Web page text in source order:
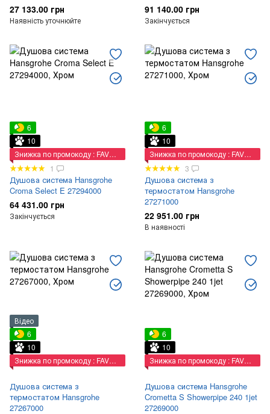
27 133.00 грн
Наявність уточнюйте
91 140.00 грн
Закінчується
6
10
Знижка по промокоду : FAVORIT
1
Душова система Hansgrohe
Croma Select E 27294000
64 431.00 грн
Закінчується
6
10
Знижка по промокоду : FAVORIT
3
Душова система з
термостатом Hansgrohe
27271000
22 951.00 грн
В наявності
Відео
6
10
Знижка по промокоду : FAVORIT
Душова система з
термостатом Hansgrohe
27267000
6
10
Знижка по промокоду : FAVORIT
Душова система Hansgrohe
Crometta S Showerpipe 240 1jet
27269000